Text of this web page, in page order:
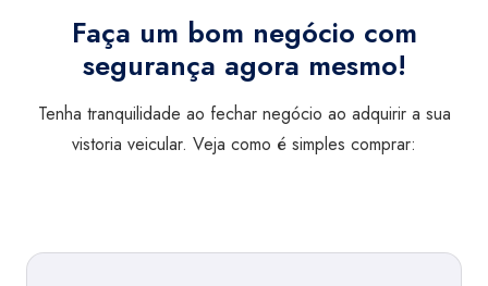
Faça um bom negócio com
segurança agora mesmo!
Tenha tranquilidade ao fechar negócio ao adquirir a sua
vistoria veicular. Veja como é simples comprar: